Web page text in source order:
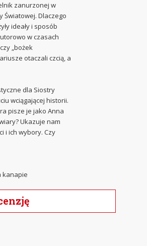
zanurzonej w
Światowej. Dlaczego
ideały i sposób
w czasach
„bożek
otaczali czcią, a
dla Siostry
wciągającej historii.
pisze je jako Anna
Ukazuje nam
i ich wybory. Czy
kanapie